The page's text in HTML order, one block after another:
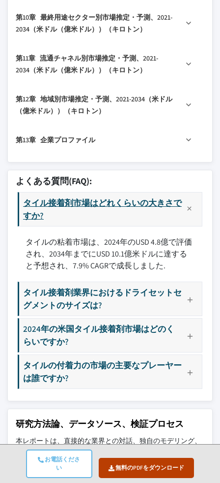
お電話くださ
い
無料のPDFをダウンロード
3.6 PESTEL分析
3.6.3 新興技術
3.7.2 製品別
3.9.2 新興技術
3.10 特許状況
3.11 貿易統計（HSコード）（注：主要国のみの貿易統
計を提供）
3.11.2 主要輸出国
3.12 持続可能性と環境側面
3.12.1 持続可能な実践
3.12.2 廃棄物削減戦略
3.12.3 生産におけるエネルギー効率
3.12.4 環境に優しい取り組み
3.13 カーボンフットプリントの考慮事項
5.4.3 その他
7.8 その他8.2.3 その他
8.3.2 外装床
8.5 プールと湿潤箇所
9.2 セラミックタイル
9.3 ポーセレンタイル
9.4.1 大理石
9.4.4 その他
9.7 大判タイル
9.8 その他
第10章 最終用途セクター別市場推定・予測、2021-
2034（米ドル（億米ドル））（キロトン）
10.2 住宅
10.2.1 新規建設
10.2.3 その他
10.3.2 小売スペース
10.3.4 医療施設
10.3.5 教育機関
100.3.6 その他
10.4 産業
10.4.1 製造施設
10.4.2 倉庫
10.4.3 その他
10.5 公共機関
10.5.1 政府建築物
10.5.2 宗教建築物
10.5.3 その他
10.6 その他
第11章 流通チャネル別市場推定・予測、2021-
2034（米ドル（億米ドル））（キロトン）
11.2 直販
11.3 ディストリビューター・卸売業者
11.5 専門店
第12章 地域別市場推定・予測、2021-2034（米ドル
（億米ドル））（キロトン）
12.2 北米
12.2.2 カナダ
12.3 欧州
12.3.1 ドイツ
12.3.3 フランス
12.3.4 イタリア
12.3.5 スペイン
12.3.6 欧州その他地域
12.4 アジア太平洋
12.4.1 中国
12.4.2 インド
12.4.3 日本
12.4.4 オーストラリア
12.4.5 韓国
12.4.6 アジア太平洋その他地域
12.5 ラテンアメリカ
12.5.3 アルゼンチン
12.6 中東・アフリカ
12.6.1 サウジアラビア
12.6.2 南アフリカ
第13章 企業プロファイル
13.1 Sika AG
13.3 Ardex Group
13.4 Laticrete International, Inc.
13.5 Saint-Gobain Weber
13.6 H.B. Fuller Company
13.7 Bostik SA (Arkema Group)
13.8 Henkel AG & Co. KGaA
13.9 Pidilite Industries Ltd.
13.10 Wacker Chemie AG
13.11 Custom Building Products
13.12 Parex Group (Sika AG)
13.13 Fosroc International Ltd.
13.14 Kerakoll S.p.A.
13.15 3M Company
主要な競合他社が見当たりませんか？
このレポートに掲載されている企業は厳選さ
れたものであり、競合全体を網羅するもので
はありません。
当社の市場収益計算は、個別にプロファイル
されていないメーカー、販売業者、専門業者
を含む全地域の全プレイヤーを考慮したボト
ムアップ手法を採用しています。プロファイ
よくある質問(FAQ):
タイル接着剤市場はどれくらいの大きさで
すか?
タイルの粘着市場は、2024年のUSD 4.8億で評価
され、2034年までにUSD 10.1億米ドルに達する
と予想され、7.9% CAGRで成長しました.
タイル接着剤業界におけるドライセットセ
グメントのサイズは?
2024年の米国タイル接着剤市場はどのく
らいですか?
タイルの付着力の市場の主要なプレーヤー
は誰ですか?
研究方法論、データソース、検証プロセス
本レポートは、直接的な業界との対話、独自のモデリング、
厳格な相互検証に基づく体系的な研究プロセスに基づいてお
り、単なる机上調査ではありません。